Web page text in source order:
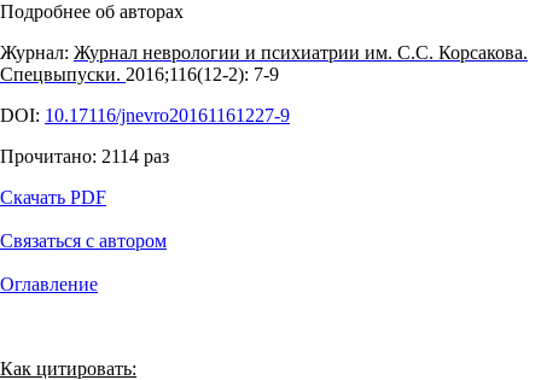
Подробнее об авторах
Журнал: Журнал неврологии и психиатрии им. С.С. Корсакова.
Спецвыпуски. 2016;116(12‑2): 7‑9
DOI: 10.17116/jnevro20161161227-9
Прочитано: 2114 раз
Скачать PDF
Связаться с автором
Оглавление
Как цитировать: